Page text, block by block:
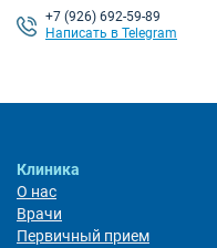
+7 (926) 692-59-89
Написать в Telegram
Клиника
О нас
Врачи
Первичный прием